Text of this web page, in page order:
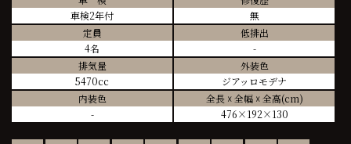
車検2年付
無
定員
4名
低排出
-
排気量
5470cc
外装色
ジアッロモデナ
内装色
-
全長 ☓ 全幅 ☓ 全高(cm)
476×192×130